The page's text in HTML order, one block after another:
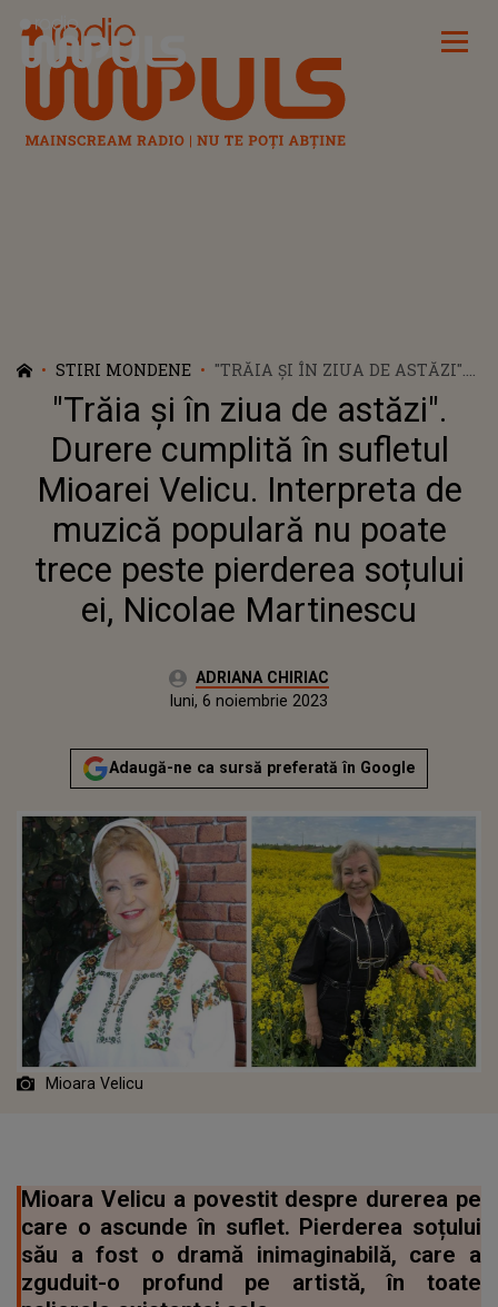
Radio Impuls
STIRI MONDENE
"TRĂIA ȘI ÎN ZIUA DE ASTĂZI".
DURERE CUMPLITĂ ÎN
SUFLETUL MIOAREI VELICU.
INTERPRETA DE MUZICĂ
POPULARĂ NU POATE TRECE
PESTE PIERDEREA SOȚULUI EI,
NICOLAE MARTINESCU
"Trăia și în ziua de astăzi".
Durere cumplită în sufletul
Mioarei Velicu. Interpreta de
muzică populară nu poate
trece peste pierderea soțului
ei, Nicolae Martinescu
Autor:ADRIANA CHIRIAC
luni, 6 noiembrie 2023Actualizat:
luni, 6 noiembrie 2023
Adaugă-ne ca sursă preferată în Google
Mioara Velicu
Mioara Velicu a povestit despre durerea pe
care o ascunde în suflet. Pierderea soțului
său a fost o dramă inimaginabilă, care a
zguduit-o profund pe artistă, în toate